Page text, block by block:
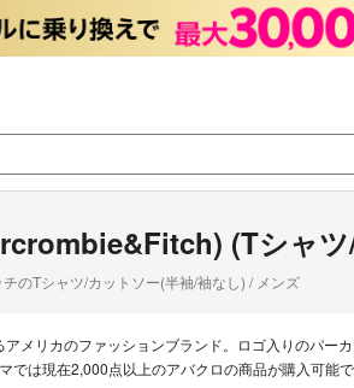
(Tシャ
のTシャツ/カットソー(半袖/袖なし) / メンズ
メリカのファッションブランド。ロゴ入りのパー
では現在2,000点以上のアバクロの商品が購入可能で